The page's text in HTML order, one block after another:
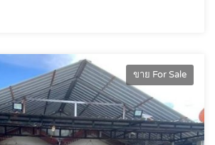
ขาย For Sale